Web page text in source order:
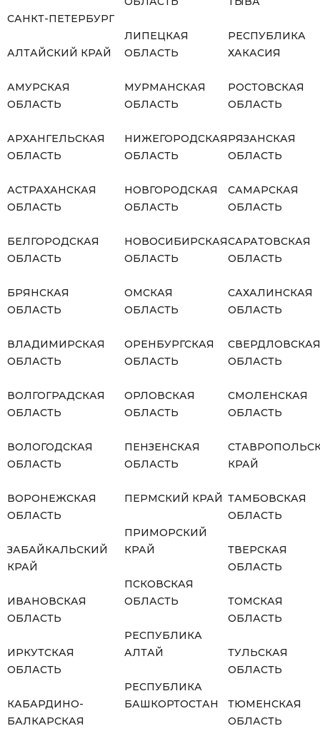
САНКТ-ПЕТЕРБУРГ
АЛТАЙСКИЙ КРАЙ
АМУРСКАЯ
ОБЛАСТЬ
АРХАНГЕЛЬСКАЯ
ОБЛАСТЬ
АСТРАХАНСКАЯ
ОБЛАСТЬ
БЕЛГОРОДСКАЯ
ОБЛАСТЬ
БРЯНСКАЯ
ОБЛАСТЬ
ВЛАДИМИРСКАЯ
ОБЛАСТЬ
ВОЛГОГРАДСКАЯ
ОБЛАСТЬ
ВОЛОГОДСКАЯ
ОБЛАСТЬ
ВОРОНЕЖСКАЯ
ОБЛАСТЬ
ЗАБАЙКАЛЬСКИЙ
КРАЙ
ИВАНОВСКАЯ
ОБЛАСТЬ
ИРКУТСКАЯ
ОБЛАСТЬ
КАБАРДИНО-
БАЛКАРСКАЯ
ЛИПЕЦКАЯ
ОБЛАСТЬ
МУРМАНСКАЯ
ОБЛАСТЬ
НИЖЕГОРОДСКАЯ
ОБЛАСТЬ
НОВГОРОДСКАЯ
ОБЛАСТЬ
НОВОСИБИРСКАЯ
ОБЛАСТЬ
ОМСКАЯ
ОБЛАСТЬ
ОРЕНБУРГСКАЯ
ОБЛАСТЬ
ОРЛОВСКАЯ
ОБЛАСТЬ
ПЕНЗЕНСКАЯ
ОБЛАСТЬ
ПЕРМСКИЙ КРАЙ
ПРИМОРСКИЙ
КРАЙ
ПСКОВСКАЯ
ОБЛАСТЬ
РЕСПУБЛИКА
АЛТАЙ
РЕСПУБЛИКА
БАШКОРТОСТАН
РЕСПУБЛИКА
ХАКАСИЯ
РОСТОВСКАЯ
ОБЛАСТЬ
РЯЗАНСКАЯ
ОБЛАСТЬ
САМАРСКАЯ
ОБЛАСТЬ
САРАТОВСКАЯ
ОБЛАСТЬ
САХАЛИНСКАЯ
ОБЛАСТЬ
СВЕРДЛОВСКАЯ
ОБЛАСТЬ
СМОЛЕНСКАЯ
ОБЛАСТЬ
КРАЙ
ТАМБОВСКАЯ
ОБЛАСТЬ
ТВЕРСКАЯ
ОБЛАСТЬ
ТОМСКАЯ
ОБЛАСТЬ
ТУЛЬСКАЯ
ОБЛАСТЬ
ТЮМЕНСКАЯ
ОБЛАСТЬ